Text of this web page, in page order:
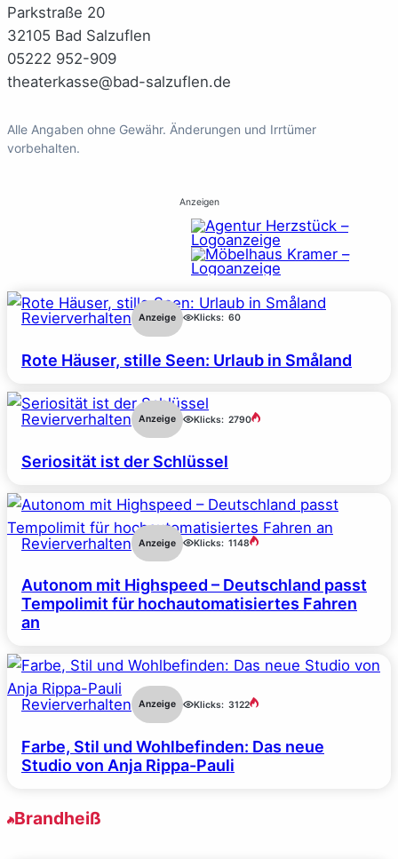
Parkstraße 20
32105 Bad Salzuflen
05222 952-909
theaterkasse@bad-salzuflen.de
Alle Angaben ohne Gewähr. Änderungen und Irrtümer
vorbehalten.
Anzeigen
Revierverhalten Anzeige Klicks: 60
Rote Häuser, stille Seen: Urlaub in Småland
Revierverhalten Anzeige Klicks: 2790
Seriosität ist der Schlüssel
Revierverhalten Anzeige Klicks: 1148
Autonom mit Highspeed – Deutschland passt
Tempolimit für hochautomatisiertes Fahren
an
Revierverhalten Anzeige Klicks: 3122
Farbe, Stil und Wohlbefinden: Das neue
Studio von Anja Rippa-Pauli
Brandheiß